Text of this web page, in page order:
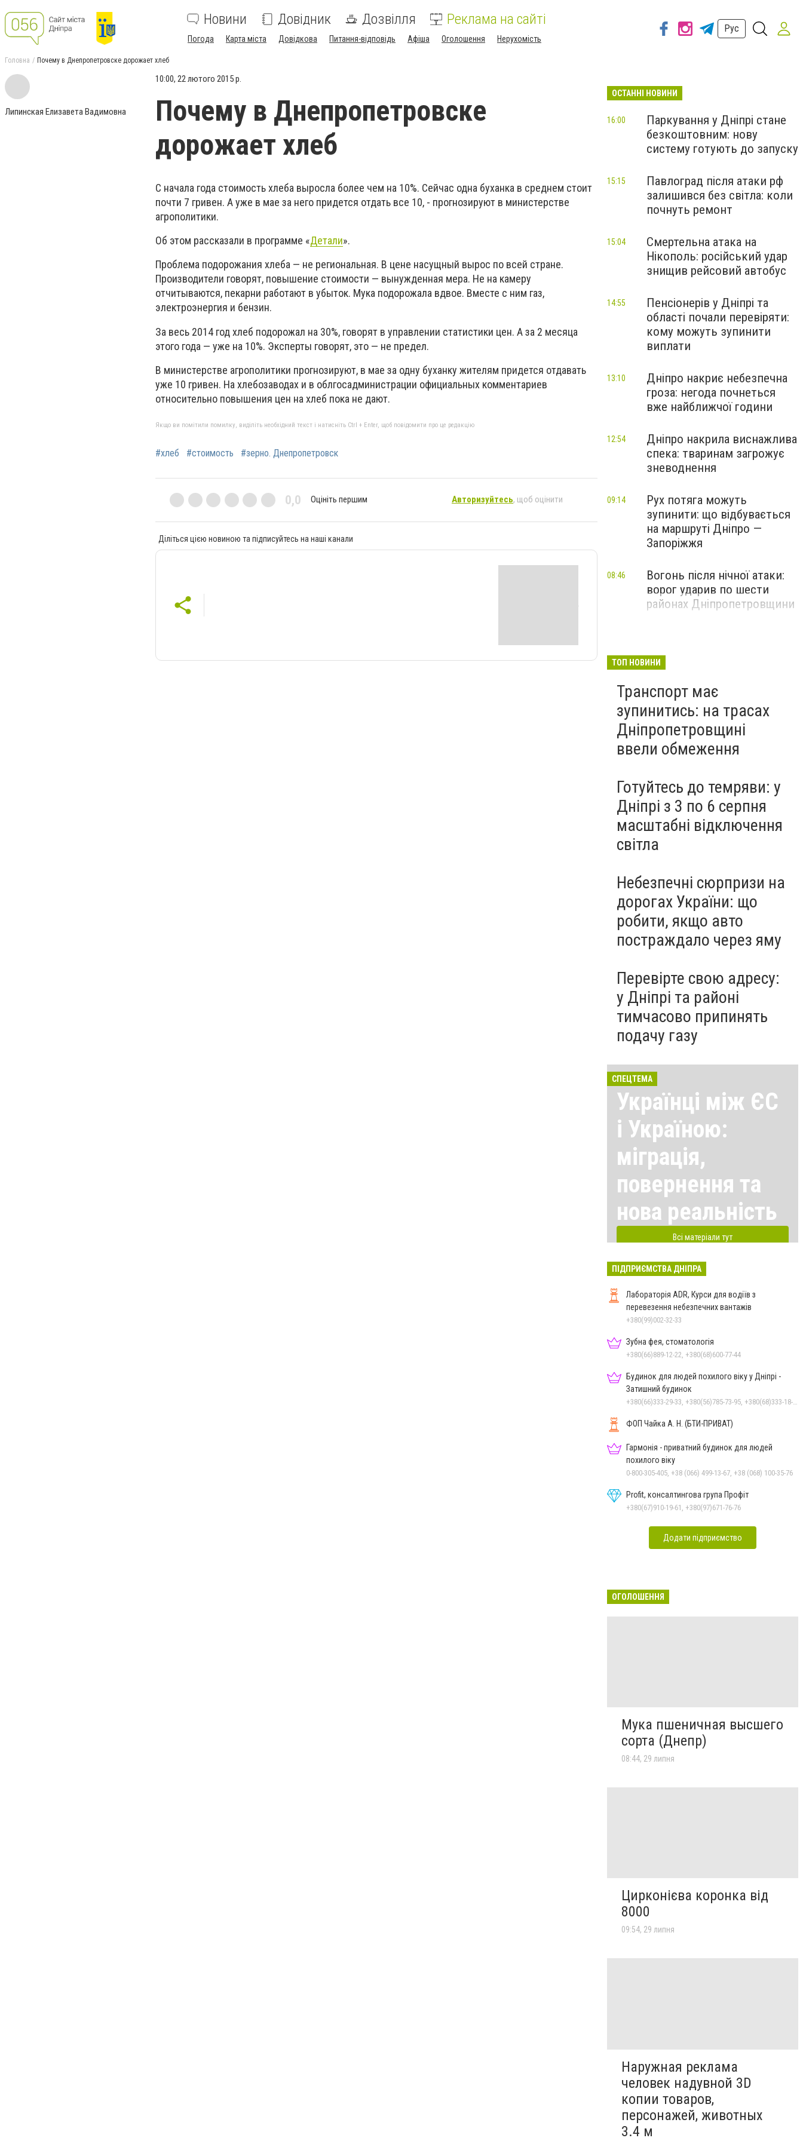
Новини Довідник Дозвілля Реклама на сайті
Погода Карта міста Довідкова Питання-відповідь Афіша Оголошення Нерухомість
Рус
Головна Почему в Днепропетровске дорожает хлеб
Липинская Елизавета Вадимовна
10:00, 22 лютого 2015 р.
Почему в Днепропетровске
дорожает хлеб
С начала года стоимость хлеба выросла более чем на 10%. Сейчас одна буханка в среднем стоит
почти 7 гривен. А уже в мае за него придется отдать все 10, - прогнозируют в министерстве
агрополитики.
Об этом рассказали в программе «Детали».
Проблема подорожания хлеба — не региональная. В цене насущный вырос по всей стране.
Производители говорят, повышение стоимости — вынужденная мера. Не на камеру
отчитываются, пекарни работают в убыток. Мука подорожала вдвое. Вместе с ним газ,
электроэнергия и бензин.
За весь 2014 год хлеб подорожал на 30%, говорят в управлении статистики цен. А за 2 месяца
этого года — уже на 10%. Эксперты говорят, это — не предел.
В министерстве агрополитики прогнозируют, в мае за одну буханку жителям придется отдавать
уже 10 гривен. На хлебозаводах и в облгосадминистрации официальных комментариев
относительно повышения цен на хлеб пока не дают.
Якщо ви помітили помилку, виділіть необхідний текст і натисніть Ctrl + Enter, щоб повідомити про це редакцію
#хлеб #стоимость #зерно. Днепропетровск
0,0 Оцініть першим Авторизуйтесь, щоб оцінити
Діліться цією новиною та підписуйтесь на наші канали
ОСТАННІ НОВИНИ
Паркування у Дніпрі стане
безкоштовним: нову
систему готують до запуску
16:00
Павлоград після атаки рф
залишився без світла: коли
почнуть ремонт
15:15
Смертельна атака на
Нікополь: російський удар
знищив рейсовий автобус
15:04
Пенсіонерів у Дніпрі та
області почали перевіряти:
кому можуть зупинити
виплати
14:55
Дніпро накриє небезпечна
гроза: негода почнеться
вже найближчої години
13:10
Дніпро накрила виснажлива
спека: тваринам загрожує
зневоднення
12:54
Рух потяга можуть
зупинити: що відбувається
на маршруті Дніпро —
Запоріжжя
09:14
Вогонь після нічної атаки:
ворог ударив по шести
районах Дніпропетровщини
08:46
ТОП НОВИНИ
Транспорт має
зупинитись: на трасах
Дніпропетровщині
ввели обмеження
Готуйтесь до темряви: у
Дніпрі з 3 по 6 серпня
масштабні відключення
світла
Небезпечні сюрпризи на
дорогах України: що
робити, якщо авто
постраждало через яму
Перевірте свою адресу:
у Дніпрі та районі
тимчасово припинять
подачу газу
СПЕЦТЕМА
Українці між ЄС
і Україною:
міграція,
повернення та
нова реальність
Всі матеріали тут
ПІДПРИЄМСТВА ДНІПРА
Лабораторія ADR, Курси для водіїв з
перевезення небезпечних вантажів
+380(99)002-32-33
Зубна фея, стоматологія
+380(66)889-12-22, +380(68)600-77-44
Будинок для людей похилого віку у Дніпрі -
Затишний будинок
ФОП Чайка А. Н. (БТИ-ПРИВАТ)
Гармонія - приватний будинок для людей
похилого віку
0-800-305-405, +38 (066) 499-13-67, +38 (068) 100-35-76
Profit, консалтингова група Профіт
+380(67)910-19-61, +380(97)671-76-76
Додати підприємство
ОГОЛОШЕННЯ
Мука пшеничная высшего
сорта (Днепр)
08:44, 29 липня
Цирконієва коронка від
8000
09:54, 29 липня
Наружная реклама
человек надувной 3D
копии товаров,
персонажей, животных
3.4 м